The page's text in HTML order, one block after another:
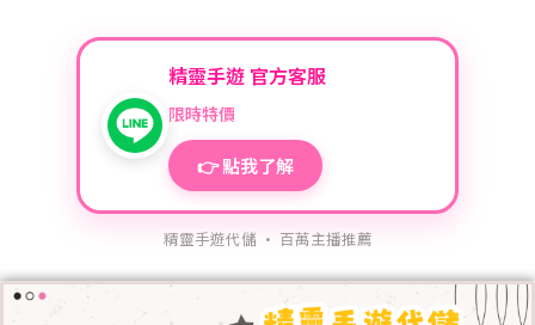
精靈手遊 官方客服
限時特價
👉 點我了解
精靈手遊代儲 · 百萬主播推薦